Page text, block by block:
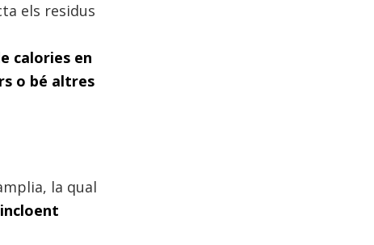
els residus
calories en
o bé altres
la qual
incloent